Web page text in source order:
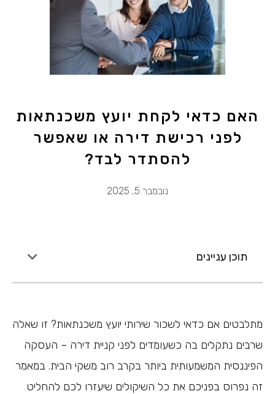
האם כדאי לקחת יועץ משכנתאות
לפני רכישת דירה או שאפשר
להסתדר לבד?
נובמבר 5, 2025
תוכן עניינים
מתלבטים אם כדאי לשכור שירותי יועץ משכנתאות? זו שאלה
שרבים נתקלים בה כשעומדים לפני קניית דירה – העסקה
הפיננסית המשמעותית ביותר בקרב רוב משקי הבית. במאמר
זה נפרוס בפניכם את כל השיקולים שיעזרו לכם להחליט